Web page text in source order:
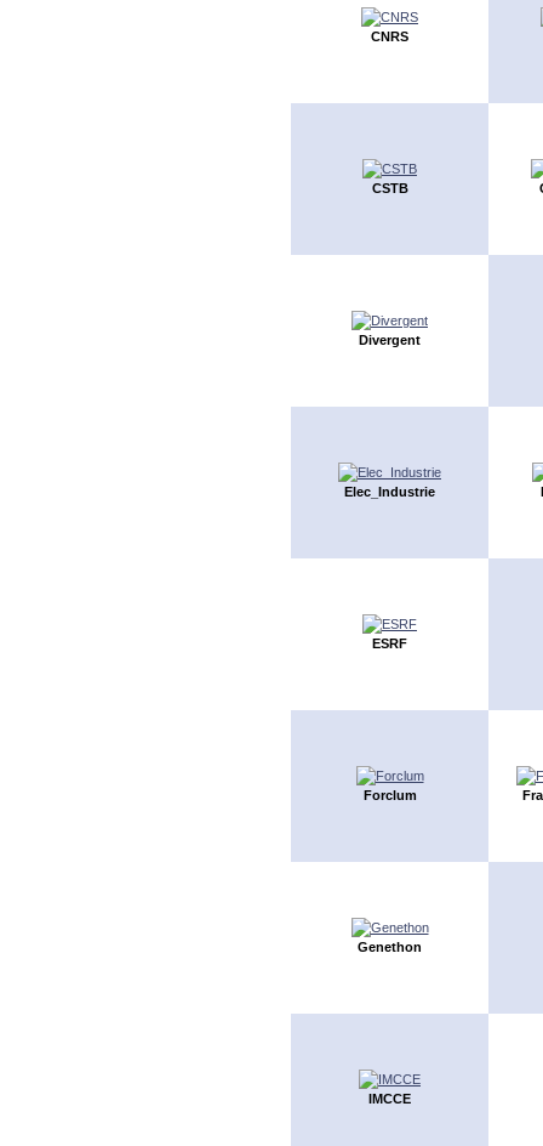
CNRS
CSTB
Divergent
Elec_Industrie
ESRF
Forclum
Genethon
IMCCE